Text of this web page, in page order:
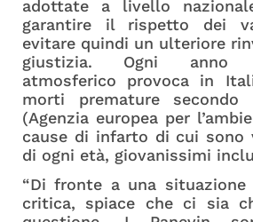
adottate a livello
garantire il rispetto dei
evitare quindi un ulteriore
giustizia. Ogni anno
atmosferico provoca in
morti premature secondo
(Agenzia europea per
cause di infarto di cui sono
di ogni età, giovanissimi
“Di fronte a una situazione
critica, spiace che ci sia